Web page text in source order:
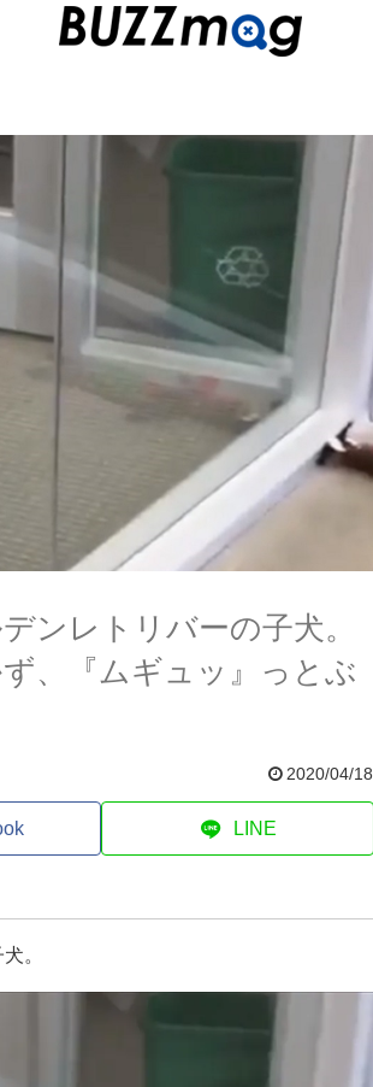
ンレトリバーの子犬。
、『ムギュッ』っとぶ
2020/04/18
LINE
。